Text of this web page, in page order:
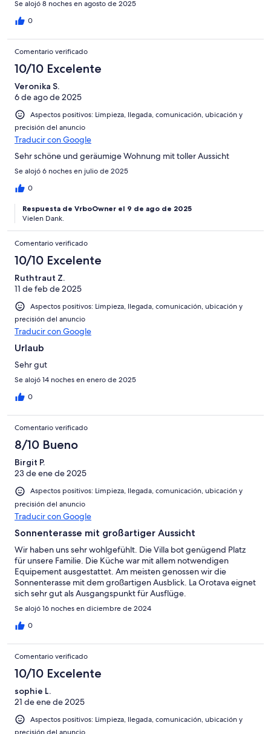
Se alojó 8 noches en agosto de 2025
0
Comentario verificado
10/10 Excelente
Veronika S.
6 de ago de 2025
Aspectos positivos: Limpieza, llegada, comunicación, ubicación y
precisión del anuncio
Traducir con Google
Sehr schöne und geräumige Wohnung mit toller Aussicht
Se alojó 6 noches en julio de 2025
0
Respuesta de VrboOwner el 9 de ago de 2025
Vielen Dank.
Comentario verificado
10/10 Excelente
Ruthtraut Z.
11 de feb de 2025
Aspectos positivos: Limpieza, llegada, comunicación, ubicación y
precisión del anuncio
Traducir con Google
Urlaub
Sehr gut
Se alojó 14 noches en enero de 2025
0
Comentario verificado
8/10 Bueno
Birgit P.
23 de ene de 2025
Aspectos positivos: Limpieza, llegada, comunicación, ubicación y
precisión del anuncio
Traducir con Google
Sonnenterasse mit großartiger Aussicht
Wir haben uns sehr wohlgefühlt. Die Villa bot genügend Platz
für unsere Familie. Die Küche war mit allem notwendigen
Equipement ausgestattet. Am meisten genossen wir die
Sonnenterasse mit dem großartigen Ausblick. La Orotava eignet
sich sehr gut als Ausgangspunkt für Ausflüge.
Se alojó 16 noches en diciembre de 2024
0
Comentario verificado
10/10 Excelente
sophie L.
21 de ene de 2025
Aspectos positivos: Limpieza, llegada, comunicación, ubicación y
precisión del anuncio